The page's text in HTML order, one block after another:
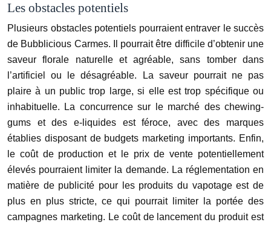
Les obstacles potentiels
Plusieurs obstacles potentiels pourraient entraver le succès
de Bubblicious Carmes. Il pourrait être difficile d’obtenir une
saveur florale naturelle et agréable, sans tomber dans
l’artificiel ou le désagréable. La saveur pourrait ne pas
plaire à un public trop large, si elle est trop spécifique ou
inhabituelle. La concurrence sur le marché des chewing-
gums et des e-liquides est féroce, avec des marques
établies disposant de budgets marketing importants. Enfin,
le coût de production et le prix de vente potentiellement
élevés pourraient limiter la demande. La réglementation en
matière de publicité pour les produits du vapotage est de
plus en plus stricte, ce qui pourrait limiter la portée des
campagnes marketing. Le coût de lancement du produit est